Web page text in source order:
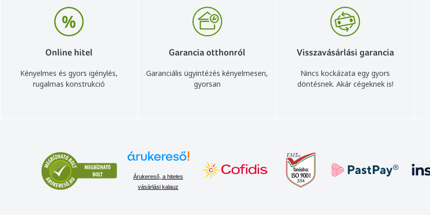
Online hitel
Kényelmes és gyors igénylés,
rugalmas konstrukció
Garancia otthonról
Garanciális ügyintézés kényelmesen,
gyorsan
Visszavásárlási garancia
Nincs kockázata egy gyors
döntésnek. Akár cégeknek is!
Árukereső, a hiteles
vásárlási kalauz